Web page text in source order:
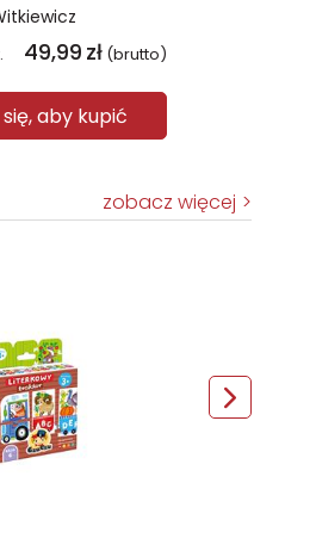
49,99 zł (brutto)
aby kupić
zobacz więcej